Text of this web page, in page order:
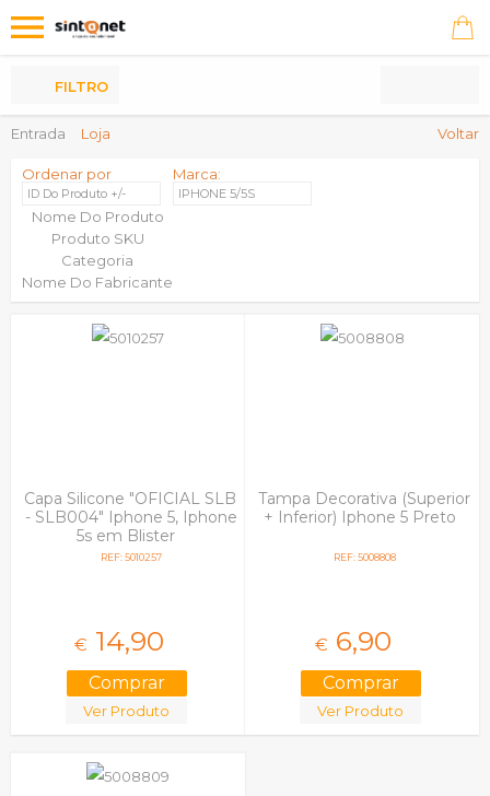
Produtos
Entrada Loja Voltar
FILTRO
Ordenar por
ID Do Produto +/-
Nome Do Produto
Produto SKU
Categoria
Nome Do Fabricante
Marca:
IPHONE 5/5S
Capa Silicone "OFICIAL SLB
- SLB004" Iphone 5, Iphone
5s em Blister
REF: 5010257
€ 14,90
Ver Produto
Tampa Decorativa (Superior
+ Inferior) Iphone 5 Preto
REF: 5008808
€ 6,90
Ver Produto